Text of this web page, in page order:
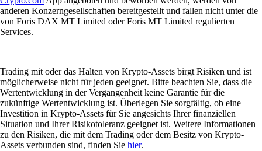
anderen Konzerngesellschaften bereitgestellt und fallen nicht unter die
von Foris DAX MT Limited oder Foris MT Limited regulierten
Services.
Trading mit oder das Halten von Krypto-Assets birgt Risiken und ist
möglicherweise nicht für jeden geeignet. Bitte beachten Sie, dass die
Wertentwicklung in der Vergangenheit keine Garantie für die
zukünftige Wertentwicklung ist. Überlegen Sie sorgfältig, ob eine
Investition in Krypto-Assets für Sie angesichts Ihrer finanziellen
Situation und Ihrer Risikotoleranz geeignet ist. Weitere Informationen
zu den Risiken, die mit dem Trading oder dem Besitz von Krypto-
Assets verbunden sind, finden Sie hier.